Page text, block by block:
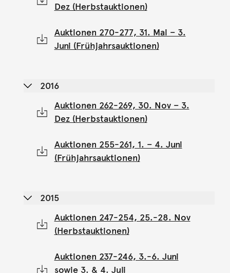
Dez (Herbstauktionen)
Auktionen 270-277, 31. Mai – 3.
Juni (Frühjahrsauktionen)
2016
Auktionen 262-269, 30. Nov – 3.
Dez (Herbstauktionen)
Auktionen 255-261, 1. – 4. Juni
(Frühjahrsauktionen)
2015
Auktionen 247-254, 25.-28. Nov
(Herbstauktionen)
Auktionen 237-246, 3.-6. Juni
sowie 3. & 4. Juli